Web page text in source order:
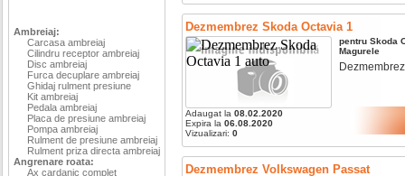
Ambreiaj:
Carcasa ambreiaj
Cilindru receptor ambreiaj
Disc ambreiaj
Furca decuplare ambreiaj
Ghidaj rulment presiune
Kit ambreiaj
Pedala ambreiaj
Placa de presiune ambreiaj
Pompa ambreiaj
Rulment de presiune ambreiaj
Rulment priza directa ambreiaj
Angrenare roata:
Ax cardanic complet
Dezmembrez Skoda Octavia 1
Adaugat la 08.02.2020
Expira la 06.08.2020
Vizualizari: 0
pentru Skoda
Magurele
Dezmembrez Volkswagen Passat